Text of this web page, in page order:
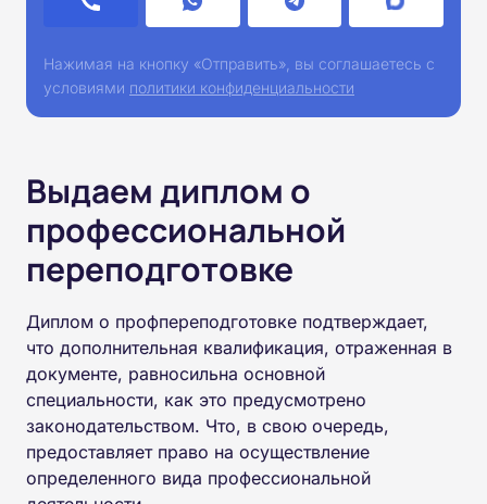
Нажимая на кнопку «Отправить», вы соглашаетесь с
условиями политики конфиденциальности
Выдаем диплом о
профессиональной
переподготовке
Диплом о профпереподготовке подтверждает,
что дополнительная квалификация, отраженная в
документе, равносильна основной
специальности, как это предусмотрено
законодательством. Что, в свою очередь,
предоставляет право на осуществление
определенного вида профессиональной